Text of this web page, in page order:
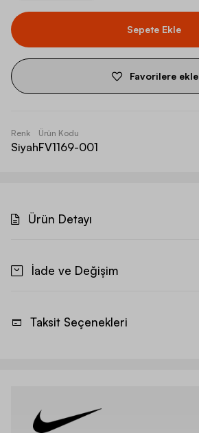
Sepete Ekle
Favorilere ekle
Renk
Siyah
Ürün Kodu
FV1169-001
Ürün Detayı
İade ve Değişim
Taksit Seçenekleri